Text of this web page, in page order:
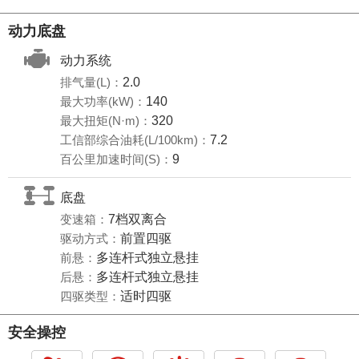
动力底盘
动力系统
排气量(L)： 2.0
最大功率(kW)： 140
最大扭矩(N·m)： 320
工信部综合油耗(L/100km)： 7.2
百公里加速时间(S)： 9
底盘
变速箱： 7档双离合
驱动方式： 前置四驱
前悬： 多连杆式独立悬挂
后悬： 多连杆式独立悬挂
四驱类型： 适时四驱
安全操控